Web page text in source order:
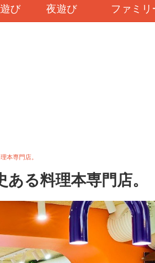
遊び 夜遊び ファミリ
専門店。
ある料理本専門店。